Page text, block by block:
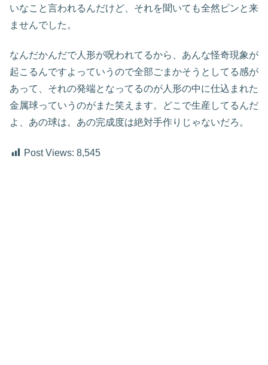
いなこと言われるんだけど、それを聞いても全然ピンと来
ませんでした。
なんだかんだで人形が呪われてるから、あんな怪奇現象が
起こるんですよっていうので全部ごまかそうとしてる感が
あって、それの発端となってるのが人形の中に仕込まれた
金属球っていうのがまた笑えます。どこで生産してるんだ
よ、あの球は。あの完成度は絶対手作りじゃないだろ。
Post Views: 8,545